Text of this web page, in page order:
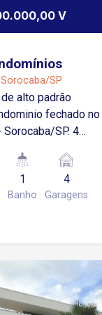
V
SP
alto padrão
fechado no
SP. 4
theater Cozinha
Hall de entrada
externa com
1
Banho
4
Garagens